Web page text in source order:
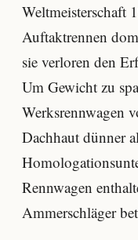
Weltmeisterschaft
Auftaktrennen
sie verloren den
Um Gewicht zu
Werksrennwagen
Dachhaut dünner
Rennwagen
Ammerschläger